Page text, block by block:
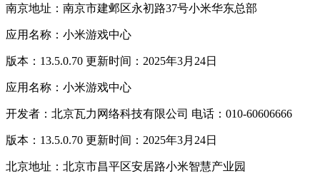
南京地址：南京市建邺区永初路37号小米华东总部
应用名称：小米游戏中心
版本：13.5.0.70 更新时间：2025年3月24日
应用名称：小米游戏中心
开发者：北京瓦力网络科技有限公司 电话：010-60606666
版本：13.5.0.70 更新时间：2025年3月24日
北京地址：北京市昌平区安居路小米智慧产业园